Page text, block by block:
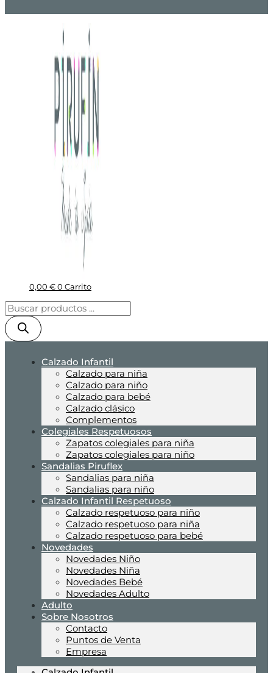
0,00 € 0 Carrito
Calzado Infantil
Calzado para niña
Calzado para niño
Calzado para bebé
Calzado clásico
Complementos
Colegiales Respetuosos
Zapatos colegiales para niña
Zapatos colegiales para niño
Sandalias Piruflex
Sandalias para niña
Sandalias para niño
Calzado Infantil Respetuoso
Calzado respetuoso para niño
Calzado respetuoso para niña
Calzado respetuoso para bebé
Novedades
Novedades Niño
Novedades Niña
Novedades Bebé
Novedades Adulto
Adulto
Sobre Nosotros
Contacto
Puntos de Venta
Empresa